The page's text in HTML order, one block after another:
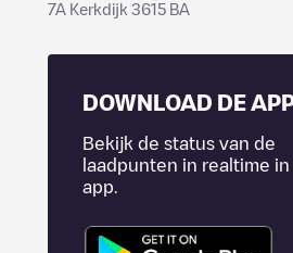
7A Kerkdijk 3615 BA
DOWNLOAD DE
Bekijk de status van de
laadpunten in realtime in
app.